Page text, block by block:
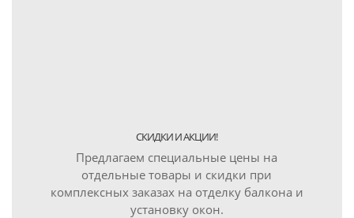
СКИДКИ И АКЦИИ!
Предлагаем специальные цены на
отдельные товары и скидки при
комплексных заказах на отделку балкона и
установку окон.